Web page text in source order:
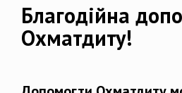
Благодійна
Охматдиту!